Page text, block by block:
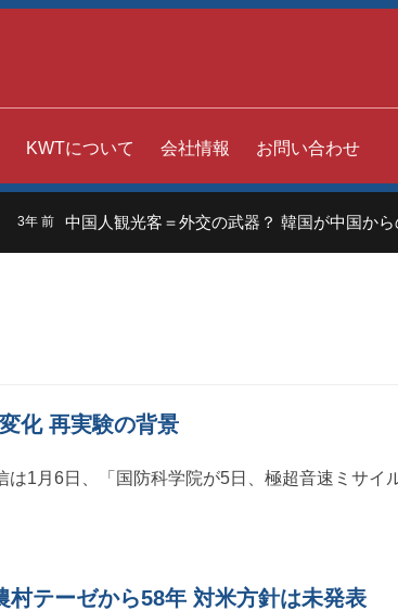
KWTについて 会社情報 お問い合わせ
前 中国人観光客＝外交の武器？ 韓国が中国からの
化 再実験の背景
は1月6日、「国防科学院が5日、極超音速ミサイ
村テーゼから58年 対米方針は未発表